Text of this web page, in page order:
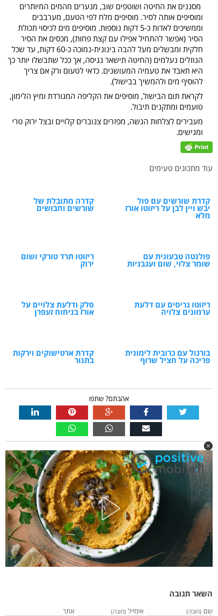
מסננים את החיטה ושוטפים שוב, מנערים מהמים המיותרים
ומוסיפים אותה לסיר. מוסיפים מלח לפי הטעם, מערבבים
וממשיכים לאדות כ-5 דקות נוספות. מוסיפים מים לכיסוי תכולת
הסיר (אפשר להתחיל אפילו עם קצת פחות), מכסים את הסיר
חלקית ומבשלים מעל להבה בינונית-נמוכה כ-60 דקות, עד שכל
הנוזלים נעלמים (החיטה תישאר נגיסה, אך ככל שתבשלו יותר כך
היא תאבד את טעמיה המעושנים. כדאי לטעום ורק אם צריך
להוסיף מים ולהמשיך בבישול).
לקראת תום הבישול, מוסיפים את הקליפה המגורדת ומיץ הלימון,
טועמים ומתקנים תיבול.
מעבירים לצלחות הגשה, מפזרים צנוברים קלויים ובצל ירוק טרי
ומגישים.
עוד מתכונים טעימים
קדרת שורשים עם פול
יבש ויין לבן על ריזוטו אורז
מלא
קדרה מתובלת של
שורשים וחבושים
פולנטה טבעונית עם
שומר צלוי, שום ועגבניות
ריזוטו תרד טורקי ושום
ירוק
ריזוטו גריסים עם דלעת
ערמונים צלויה
סלק ודלעת צלויים על
אורז בניחוח זעפרן
בורגול עם כרובית לימונית
פריכה על חציל שרוף
קדרת ארטישוקים וירקות
בתנור
אהבתם? שתפו
השאר תגובה
שם (חובה) אימייל (חובה) אתר